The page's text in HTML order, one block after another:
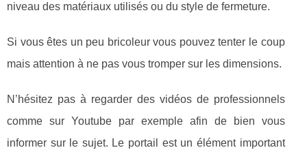
niveau des matériaux utilisés ou du style de fermeture.
Si vous êtes un peu bricoleur vous pouvez tenter le coup
mais attention à ne pas vous tromper sur les dimensions.
N’hésitez pas à regarder des vidéos de professionnels
comme sur Youtube par exemple afin de bien vous
informer sur le sujet. Le portail est un élément important